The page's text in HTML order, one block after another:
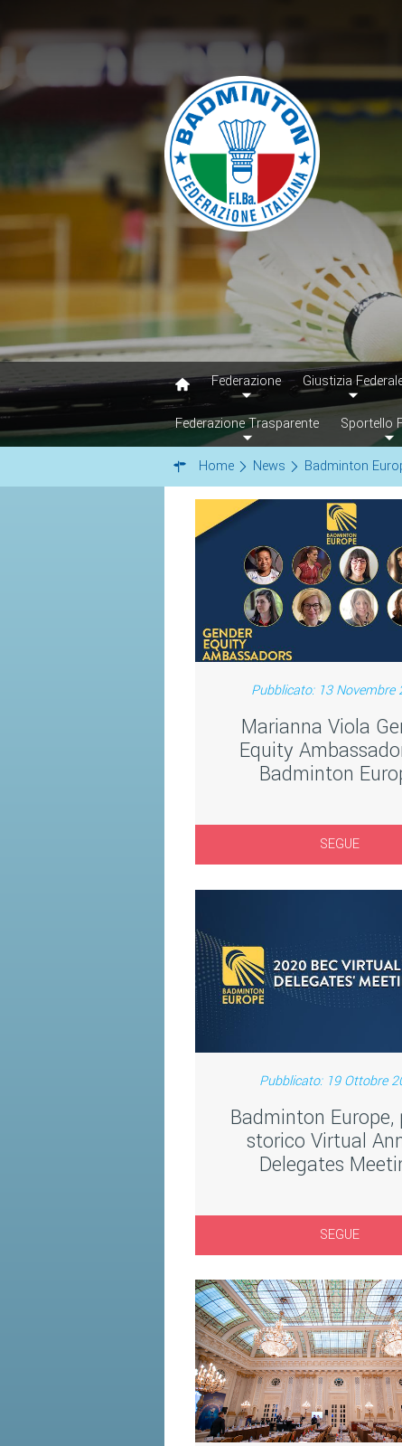
Federazione Giustizia
Federazione Trasparente Sportello
Home News Badminton
Pubblicato: 13 Novembre
Marianna Viola
Equity
Badminton
SEGUE
Pubblicato: 19 Ottobre
Badminton Europe,
storico Virtual
Delegates
SEGUE